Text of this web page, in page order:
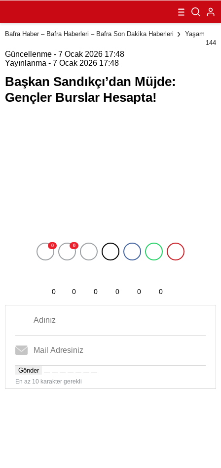
Müjde: Gençler
Burslar
Hesapta!
Bafra Haber – Bafra Haberleri – Bafra Son Dakika Haberleri
Yaşam
144
Güncellenme - 7 Ocak 2026 17:48
Yayınlanma - 7 Ocak 2026 17:48
Başkan Sandıkçı’dan Müjde:
Gençler Burslar Hesapta!
0 0
0 0 0 0 0 0
Gönder
En az 10 karakter gerekli